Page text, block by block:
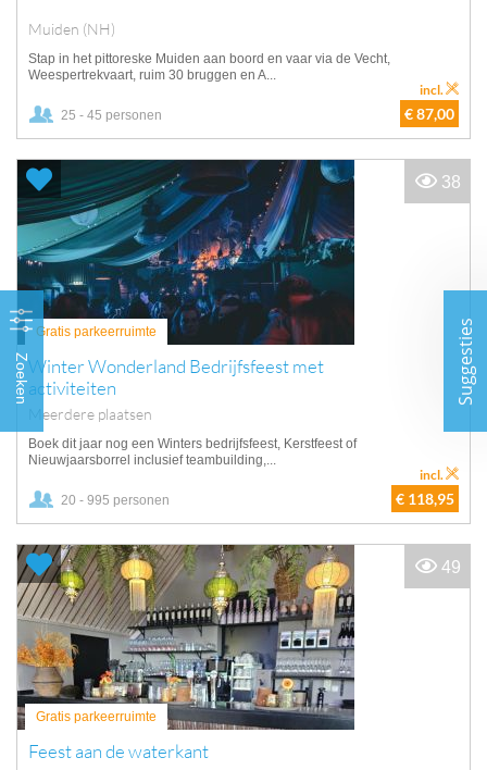
Zoeken
Muiden (NH)
Stap in het pittoreske Muiden aan boord en vaar via de Vecht,
Weespertrekvaart, ruim 30 bruggen en A...
25 - 45 personen € 87,00
incl.
Gratis parkeerruimte
Winter Wonderland Bedrijfsfeest met
activiteiten
Meerdere plaatsen
Boek dit jaar nog een Winters bedrijfsfeest, Kerstfeest of
Nieuwjaarsborrel inclusief teambuilding,...
20 - 995 personen € 118,95
incl.
38
Gratis parkeerruimte
Feest aan de waterkant
49
Suggesties